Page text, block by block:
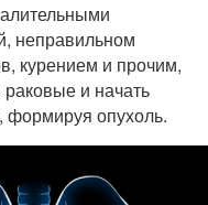
неправильном
курением и прочим,
и начать
формируя опухоль.